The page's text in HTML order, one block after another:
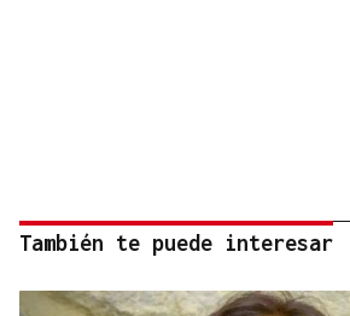
También te puede interesar